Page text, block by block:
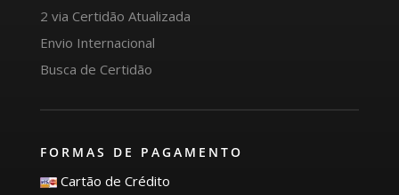
2 via Certidão Atualizada
Envio Internacional
Busca de Certidão
FORMAS DE PAGAMENTO
Cartão de Crédito